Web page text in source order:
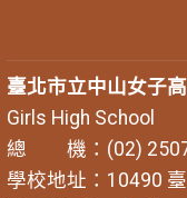
臺北市立中山女子
Girls High School
總 機：(02)
學校地址：10490